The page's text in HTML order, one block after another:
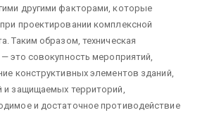
другими факторами, которые
проектировании комплексной
Таким образом, техническая
это совокупность мероприятий,
конструктивных элементов зданий,
защищаемых территорий,
и достаточное противодействие